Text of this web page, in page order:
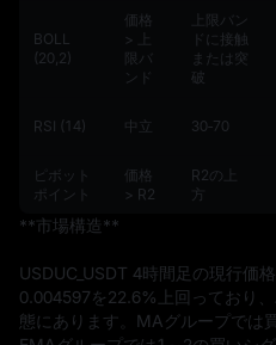
BOLL
(20,2)
価格
> 上
限バ
ンド
上限バン
ドに接触
または突
破
RSI (14) 中立 30‑70
ピボット
ポイント
価格
> R2
R2の上
方
**市場構造**
USDUC_USDT 4時間足の現行価
0.004597を22.6%上回っており
態にあります。MAグループでは